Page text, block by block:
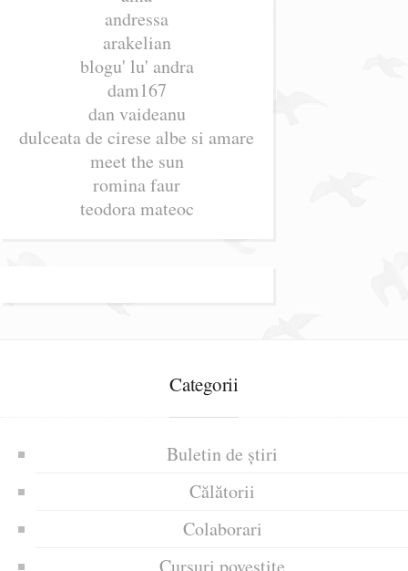
andressa
arakelian
blogu' lu' andra
dam167
dan vaideanu
dulceata de cirese albe si amare
meet the sun
romina faur
teodora mateoc
Categorii
Buletin de știri
Călătorii
Colaborari
Cursuri povestite